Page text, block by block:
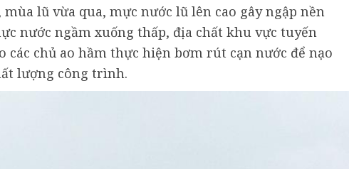
lũ vừa qua, mực nước lũ lên cao gây ngập nền
nước ngầm xuống thấp, địa chất khu vực tuyến
các chủ ao hầm thực hiện bơm rút cạn nước để nạo
lượng công trình.